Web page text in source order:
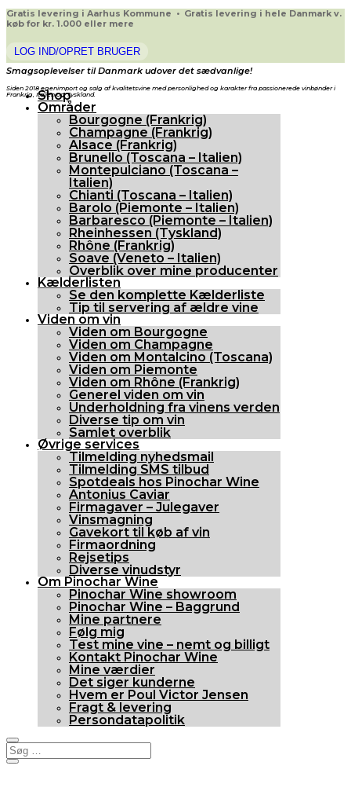
Gratis levering i Aarhus Kommune • Gratis levering i hele Danmark v.
køb for kr. 1.000 eller mere
LOG IND/OPRET BRUGER
Smagsoplevelser til Danmark udover det sædvanlige!
Siden 2018 egenimport og salg af kvalitetsvine med personlighed og karakter fra passionerede vinbønder i
Frankrig, Italien og Tyskland.
Shop
Områder
Bourgogne (Frankrig)
Champagne (Frankrig)
Alsace (Frankrig)
Brunello (Toscana – Italien)
Montepulciano (Toscana –
Italien)
Chianti (Toscana – Italien)
Barolo (Piemonte – Italien)
Barbaresco (Piemonte – Italien)
Rheinhessen (Tyskland)
Rhône (Frankrig)
Soave (Veneto – Italien)
Overblik over mine producenter
Kælderlisten
Se den komplette Kælderliste
Tip til servering af ældre vine
Viden om vin
Viden om Bourgogne
Viden om Champagne
Viden om Montalcino (Toscana)
Viden om Piemonte
Viden om Rhône (Frankrig)
Generel viden om vin
Underholdning fra vinens verden
Diverse tip om vin
Samlet overblik
Øvrige services
Tilmelding nyhedsmail
Tilmelding SMS tilbud
Spotdeals hos Pinochar Wine
Antonius Caviar
Firmagaver – Julegaver
Vinsmagning
Gavekort til køb af vin
Firmaordning
Rejsetips
Diverse vinudstyr
Om Pinochar Wine
Pinochar Wine showroom
Pinochar Wine – Baggrund
Mine partnere
Følg mig
Test mine vine – nemt og billigt
Kontakt Pinochar Wine
Mine værdier
Det siger kunderne
Hvem er Poul Victor Jensen
Fragt & levering
Persondatapolitik